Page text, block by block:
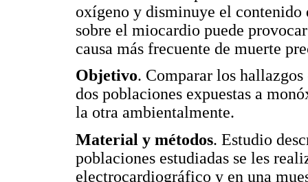
oxígeno y disminuye el
sobre el miocardio puede
causa más frecuente de muerte
Objetivo. Comparar los
dos poblaciones expuestas a
la otra ambientalmente.
Material y métodos. Estudio
poblaciones estudiadas se les
electrocardiográfico y en una